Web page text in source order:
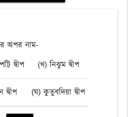
অপর নাম-
দ্বীপ
(খ) নিঝুম দ্বীপ
দ্বীপ (ঘ) কুতুবদিয়া দ্বীপ